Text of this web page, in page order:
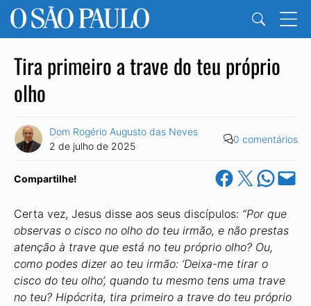
Tira primeiro a trave do teu próprio
olho
Dom Rogério Augusto das Neves
2 de julho de 2025
0 comentários
Compartilhe! Share on Facebook
Share on X Share on
Email this
Certa vez, Jesus disse aos seus discípulos: “Por que
observas o cisco no olho do teu irmão, e não prestas
atenção à trave que está no teu próprio olho? Ou,
como podes dizer ao teu irmão: ‘Deixa-me tirar o
cisco do teu olho’, quando tu mesmo tens uma trave
no teu? Hipócrita, tira primeiro a trave do teu próprio